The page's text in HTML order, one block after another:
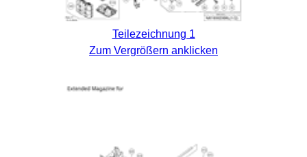
Teilezeichnung 1
Zum Vergrößern anklicken